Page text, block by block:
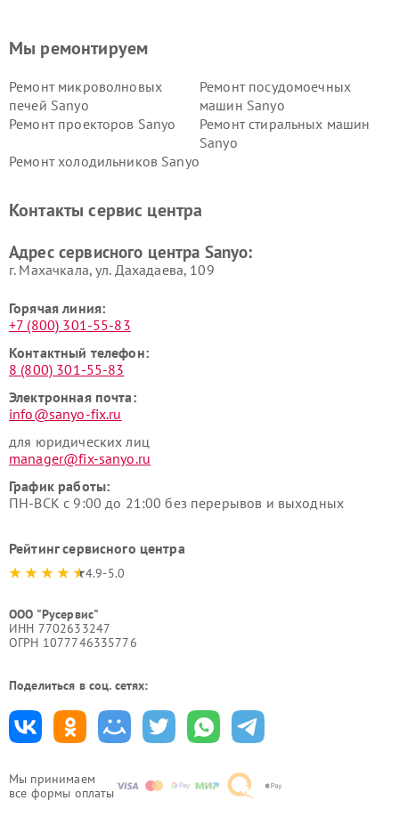
Мы принимаем
все формы оплаты
Мы ремонтируем
Ремонт микроволновых
печей Sanyo
Ремонт посудомоечных
машин Sanyo
Ремонт проекторов Sanyo
Ремонт стиральных машин
Sanyo
Ремонт холодильников Sanyo
Контакты сервис центра
Адрес сервисного центра Sanyo:
г. Махачкала, ул. Дахадаева, 109
Горячая линия:
+7 (800) 301-55-83
Контактный телефон:
8 (800) 301-55-83
Электронная почта:
info@sanyo-fix.ru
для юридических лиц
manager@fix-sanyo.ru
График работы:
ПН-ВСК с 9:00 до 21:00 без перерывов и выходных
Рейтинг сервисного центра
4.9-5.0
ООО "Русервис"
ИНН 7702633247
ОГРН 1077746335776
Поделиться в соц. сетях: